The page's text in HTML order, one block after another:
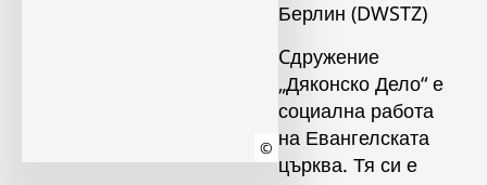
Берлин (DWSTZ)
Cдружение
„Дяконско Дело“ е
социална работа
на Евангелската
църква. Тя си е
©